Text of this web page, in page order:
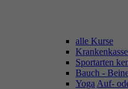
alle Kurse
Sportarten
Bauch -
Yoga Auf-